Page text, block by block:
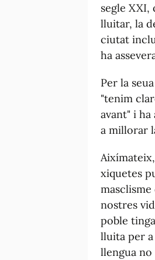
segle XXI,
lluitar, la
ciutat
ha
Per la
"tenim
avant" i
a millorar
xiquetes
nostres
poble
lluita per
llengua